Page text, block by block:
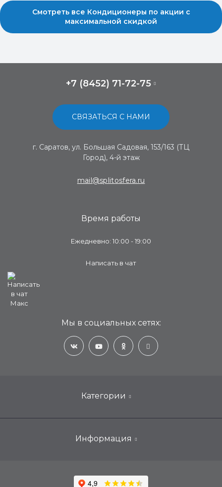
Смотреть все Кондиционеры по акции с
максимальной скидкой
+7 (8452) 71-72-75
СВЯЗАТЬСЯ С НАМИ
г. Саратов, ул. Большая Садовая, 153/163 (ТЦ
Город), 4-й этаж
mail@splitosfera.ru
Категории
Настенные кондиционеры для дома
Информация
ИНН: 6453172104
ОГРН: 1226400014477
Ремонт сплит-систем
Время работы
Ежедневно: 10:00 - 19:00
Написать в чат
Мы в социальных сетях: